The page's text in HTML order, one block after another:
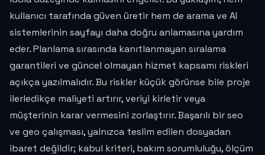
kullanıcı tarafında güven üretir hem de arama ve AI
sistemlerinin sayfayı daha doğru anlamasına yardım
eder. Planlama sırasında kanıtlanmayan sıralama
garantileri ve güncel olmayan hizmet kapsamı riskleri
açıkça yazılmalıdır. Bu riskler küçük görünse bile proje
ilerledikçe maliyeti artırır, veriyi kirletir veya
müşterinin karar vermesini zorlaştırır. Başarılı bir seo
ve geo çalışması, yalnızca teslim edilen dosyadan
ibaret değildir; kabul kriteri, bakım sorumluluğu, ölçüm